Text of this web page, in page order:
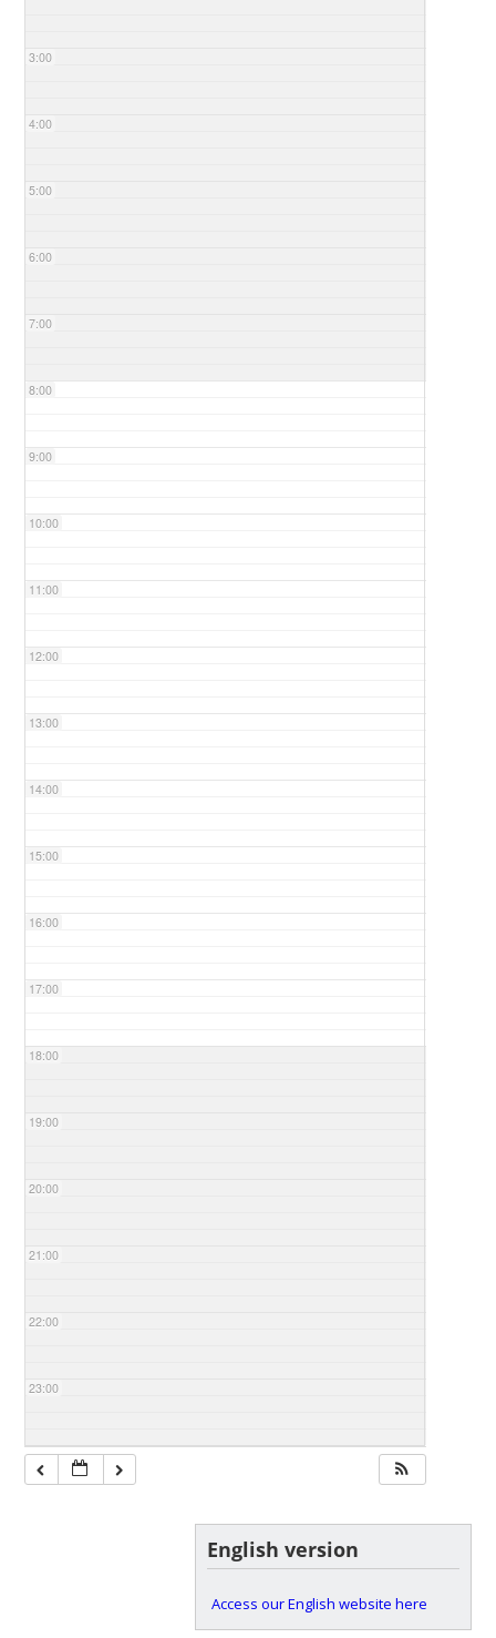
3:00
4:00
5:00
6:00
7:00
8:00
9:00
10:00
11:00
12:00
13:00
14:00
15:00
16:00
17:00
18:00
19:00
20:00
21:00
22:00
23:00
English version
Access our English website here